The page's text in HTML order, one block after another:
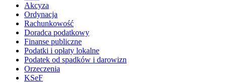
Akcyza
Ordynacja
Rachunkowość
Doradca podatkowy
Finanse publiczne
Podatki i opłaty lokalne
Podatek od spadków i darowizn
Orzeczenia
KSeF